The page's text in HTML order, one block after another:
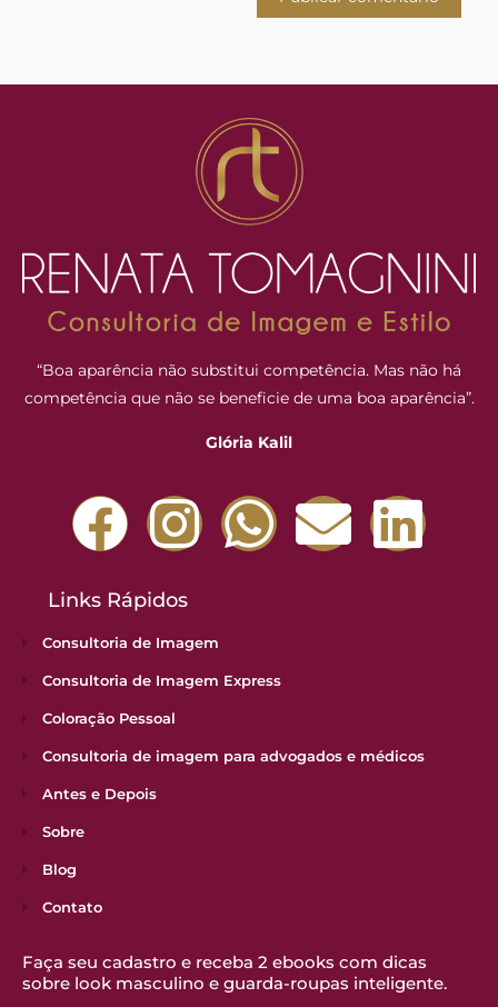
“Boa aparência não substitui competência. Mas não há
competência que não se beneficie de uma boa aparência”.
Glória Kalil
Links Rápidos
Consultoria de Imagem
Consultoria de Imagem Express
Coloração Pessoal
Consultoria de imagem para advogados e médicos
Antes e Depois
Sobre
Blog
Contato
Faça seu cadastro e receba 2 ebooks com dicas
sobre look masculino e guarda-roupas inteligente.